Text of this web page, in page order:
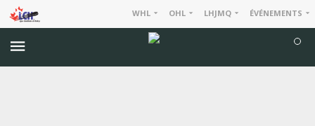
ÉVÉNEMENTS
LHJMQ
OHL
WHL